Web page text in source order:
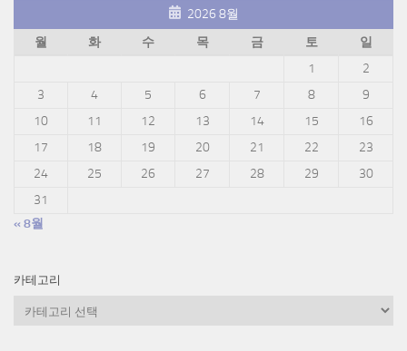
2026 8월
월
화 수 목 금 토
일
1
2
3
4 5 6 7 8
9
10
11 12 13 14 15
16
17
18 19 20 21 22
23
24
25 26 27 28 29
30
31
« 8월
카테고리